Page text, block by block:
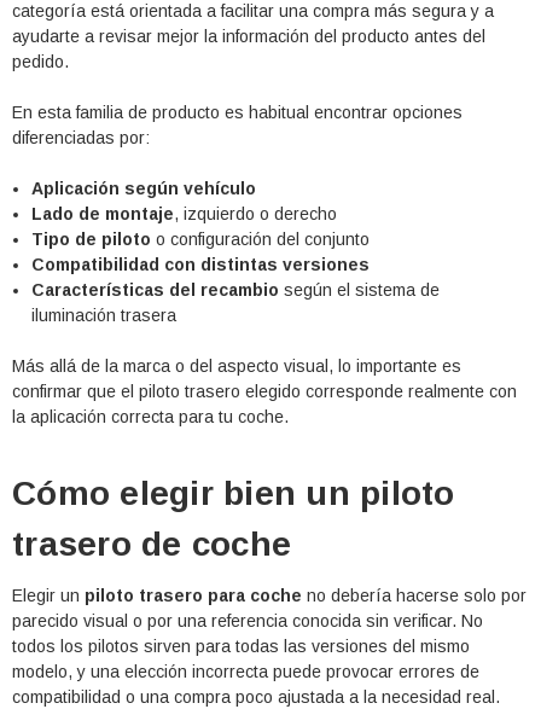
categoría está orientada a facilitar una compra más segura y a
ayudarte a revisar mejor la información del producto antes del
pedido.
En esta familia de producto es habitual encontrar opciones
diferenciadas por:
Aplicación según vehículo
Lado de montaje, izquierdo o derecho
Tipo de piloto o configuración del conjunto
Compatibilidad con distintas versiones
Características del recambio según el sistema de
iluminación trasera
Más allá de la marca o del aspecto visual, lo importante es
confirmar que el piloto trasero elegido corresponde realmente con
la aplicación correcta para tu coche.
Cómo elegir bien un piloto
trasero de coche
Elegir un piloto trasero para coche no debería hacerse solo por
parecido visual o por una referencia conocida sin verificar. No
todos los pilotos sirven para todas las versiones del mismo
modelo, y una elección incorrecta puede provocar errores de
compatibilidad o una compra poco ajustada a la necesidad real.